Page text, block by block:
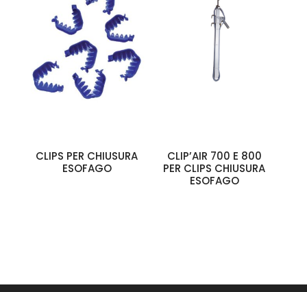
CLIPS PER CHIUSURA
ESOFAGO
CLIP’AIR 700 E 800
PER CLIPS CHIUSURA
ESOFAGO